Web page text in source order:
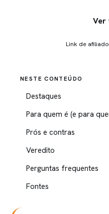
Ver
Link de
NESTE CONTEÚDO
Destaques
Para quem é (e para
Prós e contras
Veredito
Perguntas frequentes
Fontes